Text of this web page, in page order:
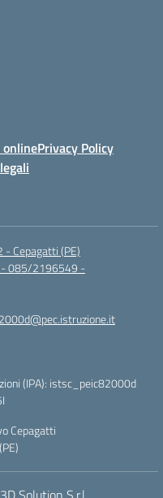
Privacy Policy
Cepagatti (PE)
085/2196549 -
(IPA): istsc_peic82000d
Cepagatti